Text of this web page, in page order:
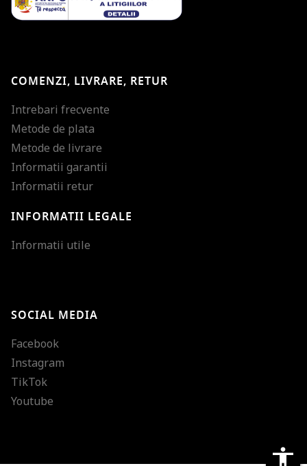
COMENZI, LIVRARE, RETUR
Intrebari frecvente
Metode de plata
Metode de livrare
Informatii garantii
Informatii retur
INFORMATII LEGALE
Informatii utile
SOCIAL MEDIA
Facebook
Instagram
TikTok
Youtube
accessibility